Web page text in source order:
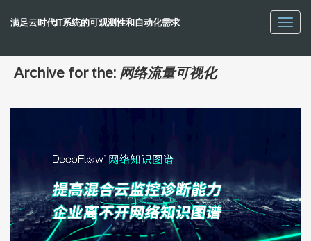
满足云时代IT系统的可观测性和自动化需求
Archive for the: 网络流量可视化